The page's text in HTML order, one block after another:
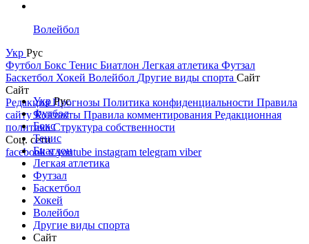
Волейбол
Укр Рус
Футбол Бокс Тенис Биатлон Легкая атлетика Футзал
Баскетбол Хокей Волейбол Другие виды спорта Сайт
Сайт
РедакцияПрогнозы Политика конфиденциальности Правила
сайтуКонтакты Правила комментирования Редакционная
политикаСтруктура собственности
Соц. сети
facebookxyoutube instagram telegram viber
УкрРус
Футбол
Бокс
Тенис
Биатлон
Легкая атлетика
Футзал
Баскетбол
Хокей
Волейбол
Другие виды спорта
Сайт